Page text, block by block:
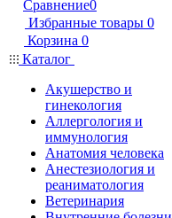
Сравнение0
Избранные товары 0
Корзина 0
Каталог
Акушерство и
гинекология
Аллергология и
иммунология
Анатомия человека
Анестезиология и
реаниматология
Ветеринария